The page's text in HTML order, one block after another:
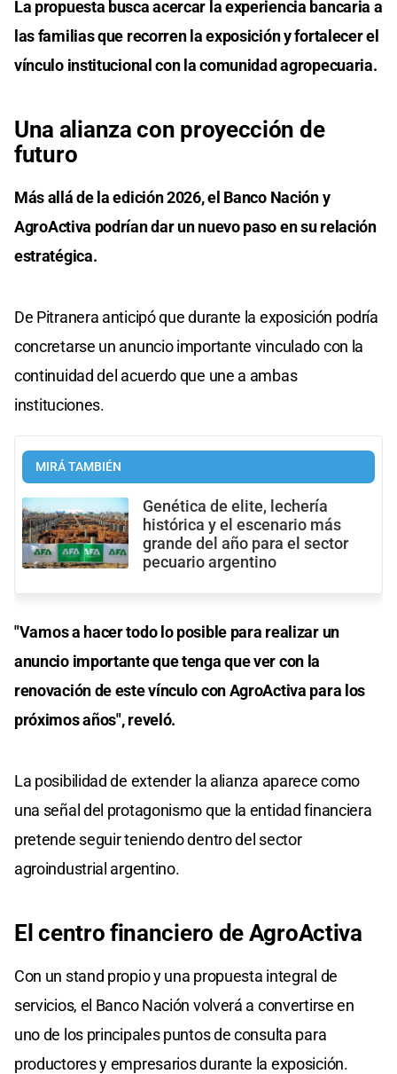
La propuesta busca acercar la experiencia bancaria a
las familias que recorren la exposición y fortalecer el
vínculo institucional con la comunidad agropecuaria.
Una alianza con proyección de
futuro
Más allá de la edición 2026, el Banco Nación y
AgroActiva podrían dar un nuevo paso en su relación
estratégica.
De Pitranera anticipó que durante la exposición podría
concretarse un anuncio importante vinculado con la
continuidad del acuerdo que une a ambas
instituciones.
MIRÁ TAMBIÉN
Genética de elite, lechería
histórica y el escenario más
grande del año para el sector
pecuario argentino
"Vamos a hacer todo lo posible para realizar un
anuncio importante que tenga que ver con la
renovación de este vínculo con AgroActiva para los
próximos años", reveló.
La posibilidad de extender la alianza aparece como
una señal del protagonismo que la entidad financiera
pretende seguir teniendo dentro del sector
agroindustrial argentino.
El centro financiero de AgroActiva
Con un stand propio y una propuesta integral de
servicios, el Banco Nación volverá a convertirse en
uno de los principales puntos de consulta para
productores y empresarios durante la exposición.